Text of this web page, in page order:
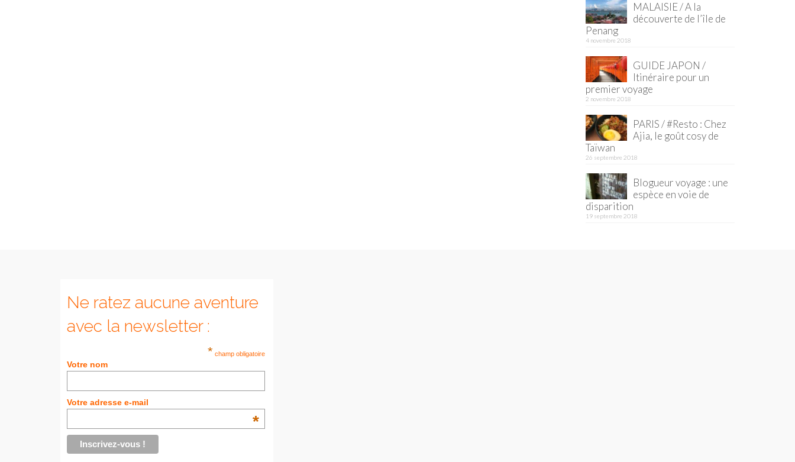
MALAISIE / A la
découverte de l’île de
Penang
4 novembre 2018
GUIDE JAPON /
Itinéraire pour un
premier voyage
2 novembre 2018
PARIS / #Resto : Chez
Ajia, le goût cosy de
Taïwan
26 septembre 2018
Blogueur voyage : une
espèce en voie de
disparition
19 septembre 2018
Ne ratez aucune aventure
avec la newsletter :
* champ obligatoire
Votre nom
Votre adresse e-mail
*